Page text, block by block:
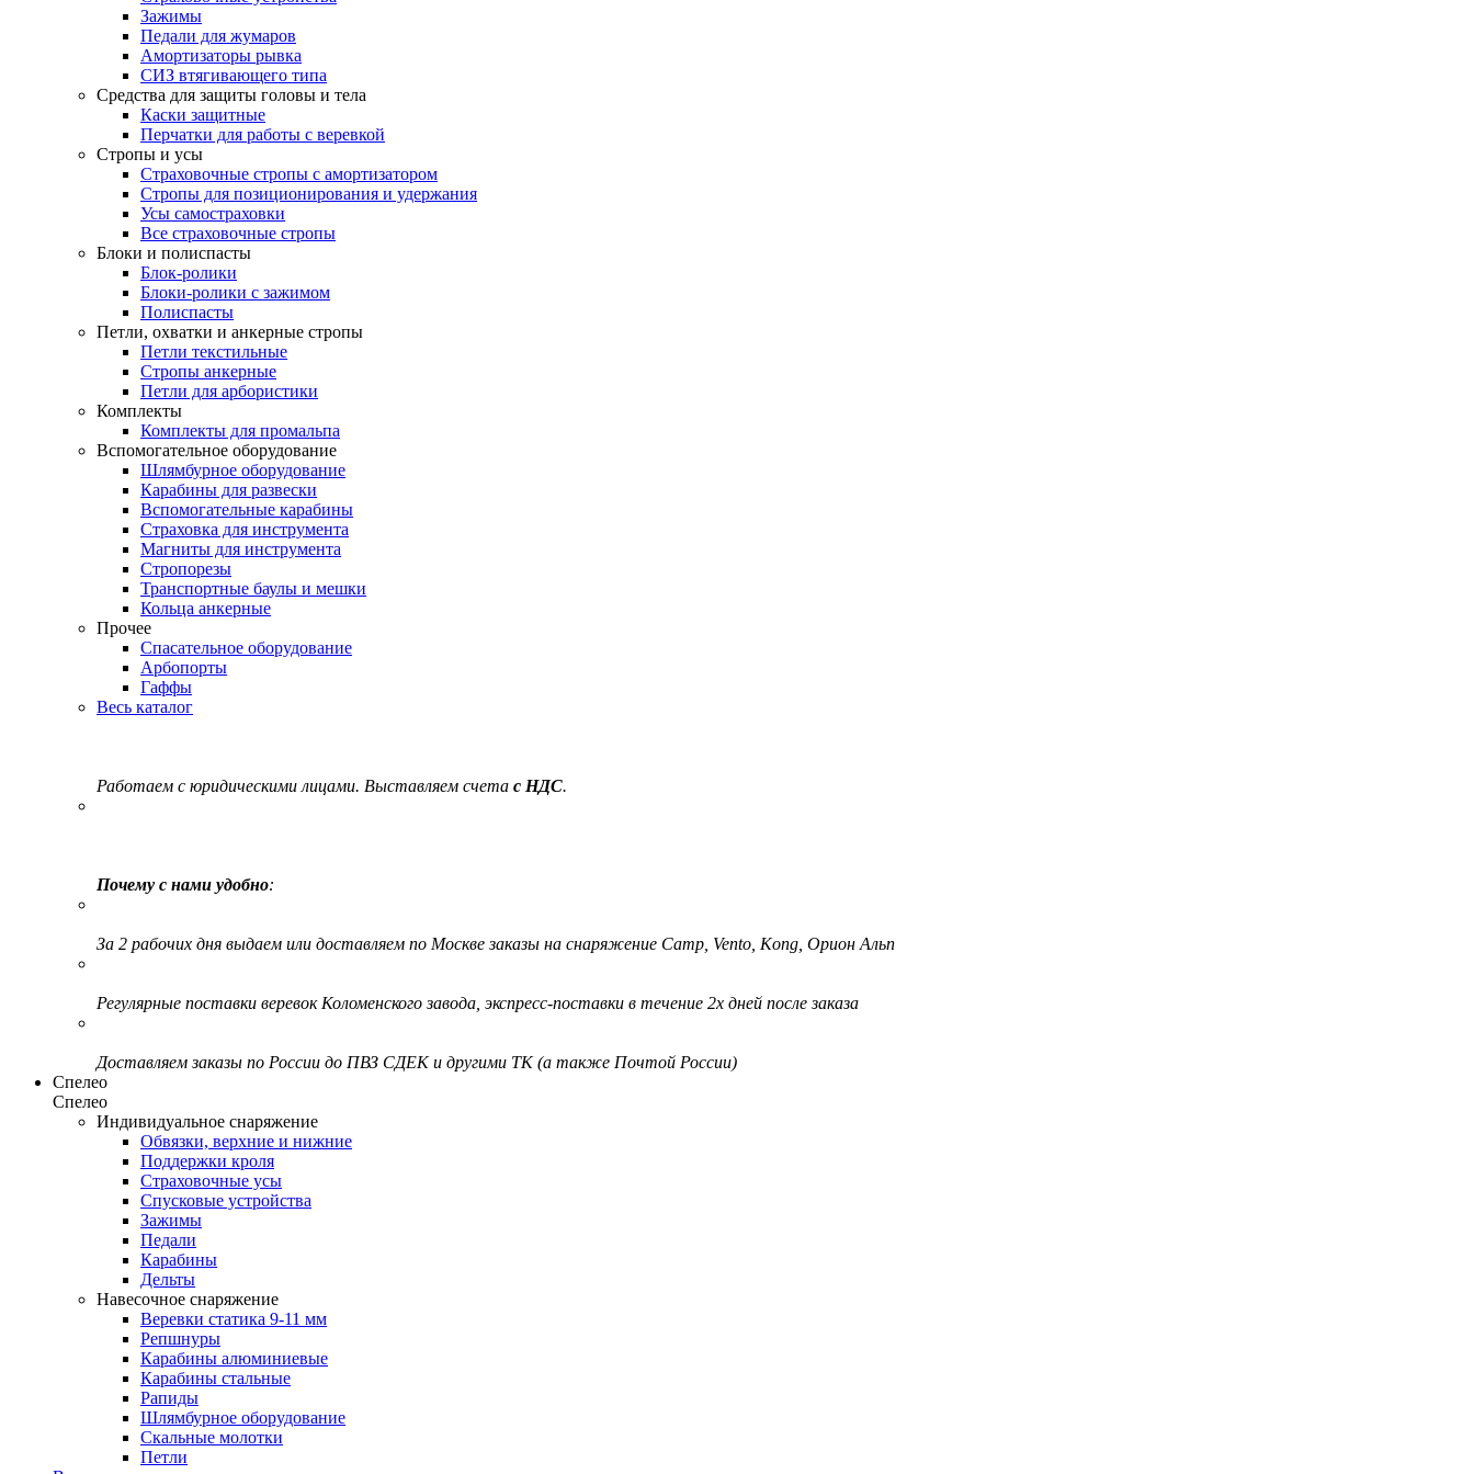
Зажимы
Педали для жумаров
Амортизаторы рывка
СИЗ втягивающего типа
Средства для защиты головы и тела
Каски защитные
Перчатки для работы с веревкой
Стропы и усы
Страховочные стропы с амортизатором
Стропы для позиционирования и удержания
Усы самостраховки
Все страховочные стропы
Блоки и полиспасты
Блок-ролики
Блоки-ролики с зажимом
Полиспасты
Петли, охватки и анкерные стропы
Петли текстильные
Стропы анкерные
Петли для арбористики
Комплекты
Комплекты для промальпа
Вспомогательное оборудование
Шлямбурное оборудование
Карабины для развески
Вспомогательные карабины
Страховка для инструмента
Магниты для инструмента
Стропорезы
Транспортные баулы и мешки
Кольца анкерные
Прочее
Спасательное оборудование
Арбопорты
Гаффы
Весь каталог
Работаем с юридическими лицами. Выставляем счета с НДС.
Почему с нами удобно:
За 2 рабочих дня выдаем или доставляем по Москве заказы на снаряжение Camp, Vento, Kong, Орион Альп
Регулярные поставки веревок Коломенского завода, экспресс-поставки в течение 2х дней после заказа
Доставляем заказы по России до ПВЗ СДЕК и другими ТК (а также Почтой России)
Спелео
Спелео
Индивидуальное снаряжение
Обвязки, верхние и нижние
Поддержки кроля
Страховочные усы
Спусковые устройства
Зажимы
Педали
Карабины
Дельты
Навесочное снаряжение
Веревки статика 9-11 мм
Репшнуры
Карабины алюминиевые
Карабины стальные
Рапиды
Шлямбурное оборудование
Скальные молотки
Петли